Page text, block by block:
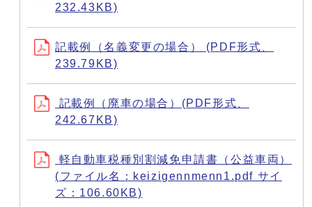
232.43KB)
記載例（名義変更の場合） (PDF形式、
239.79KB)
記載例（廃車の場合）(PDF形式、
242.67KB)
軽自動車税種別割減免申請書（公益車両）
(ファイル名：keizigennmenn1.pdf サイ
ズ：106.60KB)